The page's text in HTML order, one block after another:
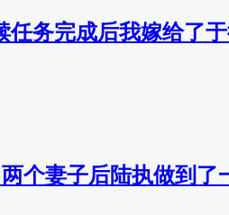
务完成后我嫁给了
个妻子后陆执做到了